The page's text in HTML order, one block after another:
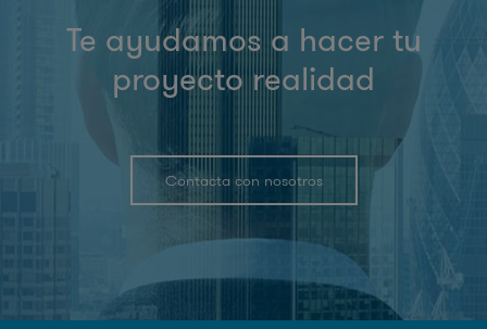
Te ayudamos a hacer tu
proyecto realidad
Contacta con nosotros